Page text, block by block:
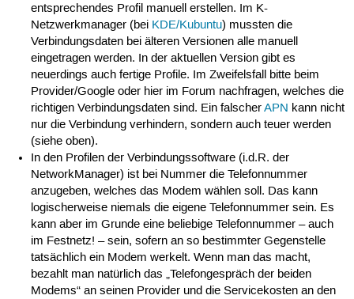
entsprechendes Profil manuell erstellen. Im K-
Netzwerkmanager (bei KDE/Kubuntu) mussten die
Verbindungsdaten bei älteren Versionen alle manuell
eingetragen werden. In der aktuellen Version gibt es
neuerdings auch fertige Profile. Im Zweifelsfall bitte beim
Provider/Google oder hier im Forum nachfragen, welches die
richtigen Verbindungsdaten sind. Ein falscherAPN kann nicht
nur die Verbindung verhindern, sondern auch teuer werden
(siehe oben).
In den Profilen der Verbindungssoftware (i.d.R. der
NetworkManager) ist bei Nummer die Telefonnummer
anzugeben, welches das Modem wählen soll. Das kann
logischerweise niemals die eigene Telefonnummer sein. Es
kann aber im Grunde eine beliebige Telefonnummer – auch
im Festnetz! – sein, sofern an so bestimmter Gegenstelle
tatsächlich ein Modem werkelt. Wenn man das macht,
bezahlt man natürlich das „Telefongespräch der beiden
Modems“ an seinen Provider und die Servicekosten an den